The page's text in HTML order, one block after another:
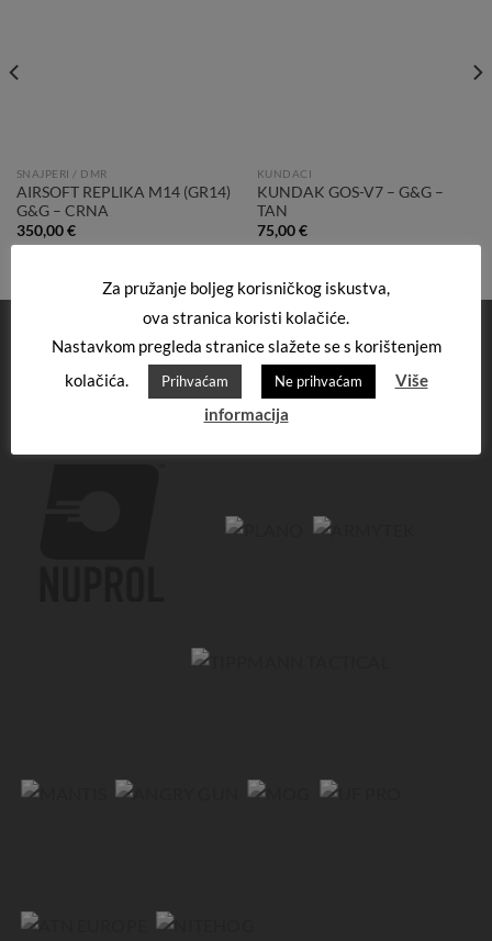
SNAJPERI / DMR
AIRSOFT REPLIKA M14 (GR14)
G&G – CRNA
350,00€
KUNDACI
KUNDAK GOS-V7 – G&G –
TAN
75,00€
Za pružanje boljeg korisničkog iskustva,
ova stranica koristi kolačiće.
Nastavkom pregleda stranice slažete se s korištenjem
kolačića.
Prihvaćam Ne prihvaćam
Više
informacija